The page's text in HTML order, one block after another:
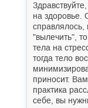
на здоровье.
справлялось,
"вылечить",
тела на
тогда тело
приносит.
практика
себе, вы